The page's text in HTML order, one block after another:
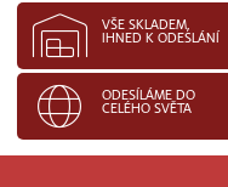
VŠE SKLADEM,
IHNED K ODESLÁNÍ
ODESÍLÁME DO
CELÉHO SVĚTA